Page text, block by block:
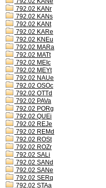
792.02 KANr
792.02 KANs
792.02 KANt
792.02 KARe
792.02 KNEu
792.02 MARa
792.02 MATt
792.02 MEIc
792.02 MEYt
792.02 NAUe
792.02 OSOc
792.02 OTTd
792.02 PAVa
792.02 PORg
792.02 QUEi
792.02 REJe
792.02 REMd
792.02 ROSt
792.02 ROZr
792.02 SALi
792.02 SANd
792.02 SANe
792.02 SERq
792.02 STAa